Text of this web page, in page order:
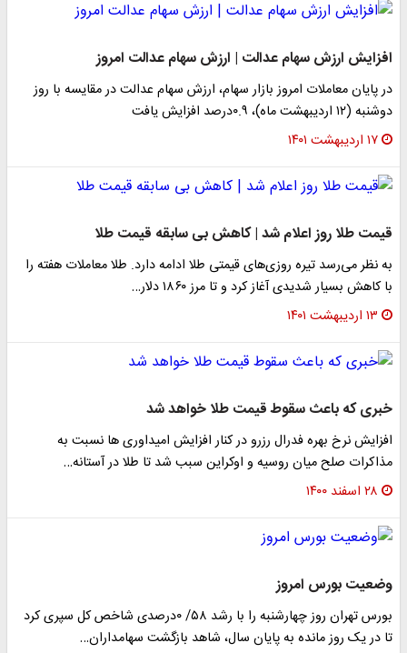
​افزایش ارزش سهام عدالت | ارزش سهام عدالت امروز
در پایان معاملات امروز بازار سهام، ارزش سهام عدالت در مقایسه با روز
دوشنبه (۱۲ اردیبهشت ماه)، ۰.۹درصد افزایش یافت
۱۷ اردیبهشت ۱۴۰۱
قیمت طلا روز اعلام شد | کاهش بی سابقه قیمت طلا
به نظر می‌رسد تیره روزی‌های قیمتی طلا ادامه دارد. طلا معاملات هفته را
با کاهش بسیار شدیدی آغاز کرد و تا مرز ۱۸۶۰ دلار…
۱۳ اردیبهشت ۱۴۰۱
خبری که باعث سقوط قیمت طلا خواهد شد
افزایش نرخ بهره فدرال رزرو در کنار افزایش امیداوری ها نسبت به
مذاکرات صلح میان روسیه و اوکراین سبب شد تا طلا در آستانه…
۲۸ اسفند ۱۴۰۰
وضعیت بورس امروز
​بورس تهران روز چهارشنبه را با رشد ۵۸/ ۰درصدی شاخص کل سپری کرد
تا در یک روز مانده به پایان سال، شاهد بازگشت سهامداران…